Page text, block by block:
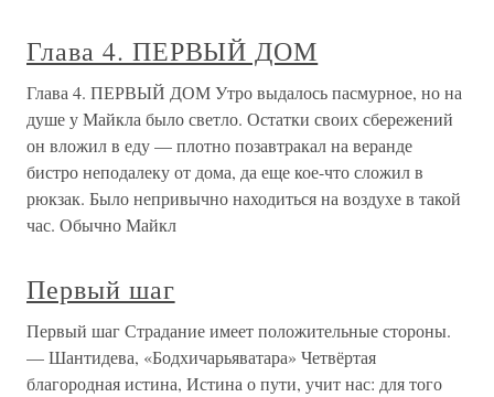
Глава 4. ПЕРВЫЙ ДОМ
Глава 4. ПЕРВЫЙ ДОМ Утро выдалось пасмурное, но на
душе у Майкла было светло. Остатки своих сбережений
он вложил в еду — плотно позавтракал на веранде
бистро неподалеку от дома, да еще кое-что сложил в
рюкзак. Было непривычно находиться на воздухе в такой
час. Обычно Майкл
Первый шаг
Первый шаг Страдание имеет положительные стороны.
— Шантидева, «Бодхичарьяватара» Четвёртая
благородная истина, Истина о пути, учит нас: для того